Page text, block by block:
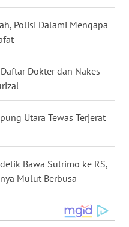
Polisi Dalami Mengapa
Dokter dan Nakes
Utara Tewas Terjerat
Bawa Sutrimo ke RS,
Mulut Berbusa